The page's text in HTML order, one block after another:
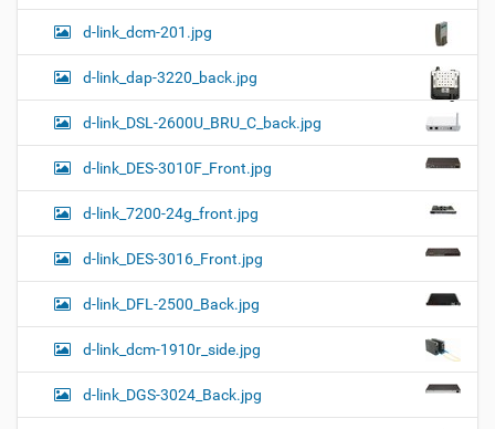
d-link_dcm-201.jpg
d-link_dap-3220_back.jpg
d-link_DSL-2600U_BRU_C_back.jpg
d-link_DES-3010F_Front.jpg
d-link_7200-24g_front.jpg
d-link_DES-3016_Front.jpg
d-link_DFL-2500_Back.jpg
d-link_dcm-1910r_side.jpg
d-link_DGS-3024_Back.jpg